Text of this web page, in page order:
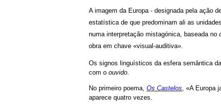
A imagem da Europa - designada pela ação
estatística de que predominam ali as
numa interpretação mistagónica, baseada no
obra em chave «visual-auditiva».
Os signos linguísticos da esfera semântica
com o ouvido.
No primeiro poema, Os Castelos, «A Europa
aparece quatro vezes.